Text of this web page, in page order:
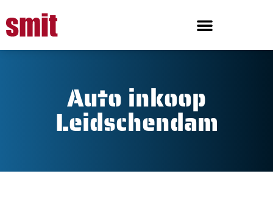
Auto inkoop
Leidschendam